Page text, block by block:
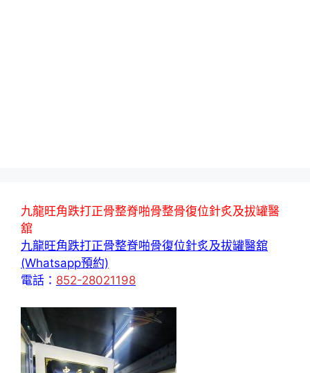
九龍旺角跌打正骨整脊啪骨整骨復位針炙及拔罐醫
舘
九龍旺角跌打正骨整脊啪骨復位針炙及拔罐醫舘
(Whatsapp預約)
電話： 852-28021198